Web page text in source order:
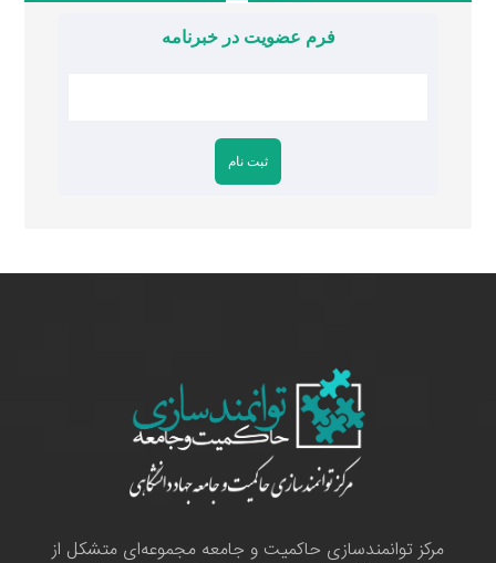
فرم عضویت در خبرنامه
مرکز توانمندسازی حاکمیت و جامعه مجموعه‌ای متشکل از